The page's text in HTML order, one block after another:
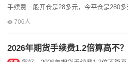
手续费一般开仓是28多元，今平仓是280
的，需要用盘中点位*合约单位*手续费比
706人
2026年期货手续费1.2倍算高不？